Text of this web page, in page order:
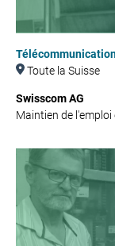
Toute la Suisse
Swisscom AG
Maintien de